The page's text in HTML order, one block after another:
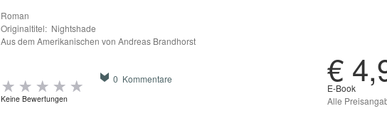
Roman
Originaltitel: Nightshade
Aus dem Amerikanischen von Andreas Brandhorst
Keine Bewertungen
0 Kommentare €
E-Book
Alle